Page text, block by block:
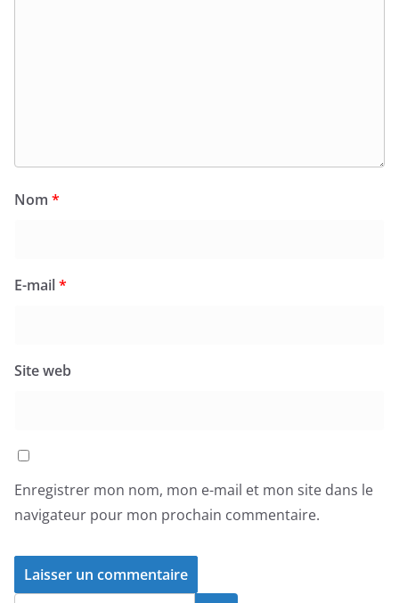
Nom *
E-mail*
Site web
Enregistrer mon nom, mon e-mail et mon site dans le
navigateur pour mon prochain commentaire.